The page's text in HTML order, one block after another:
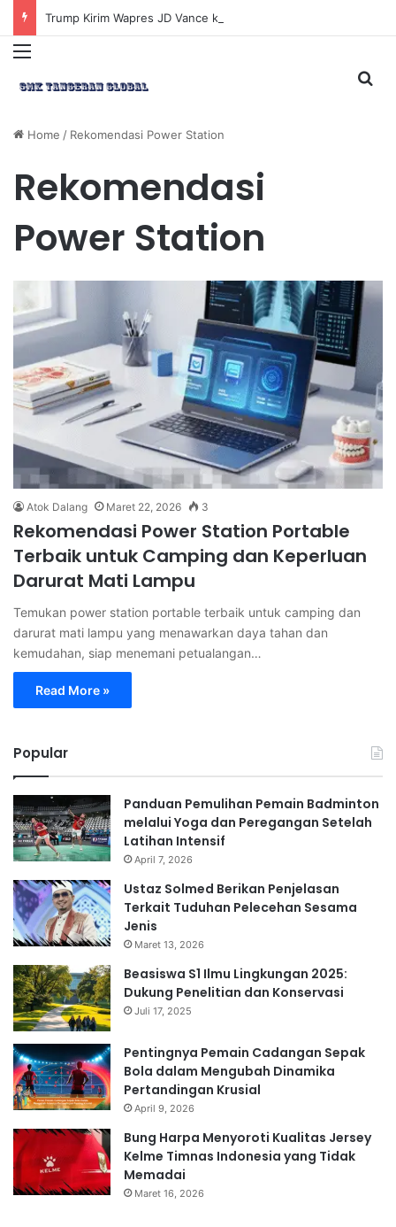
Menu
Home / Rekomendasi Power Station
Rekomendasi
Power Station
Atok Dalang Maret 22, 2026 3
Rekomendasi Power Station Portable
Terbaik untuk Camping dan Keperluan
Darurat Mati Lampu
Temukan power station portable terbaik untuk camping dan
darurat mati lampu yang menawarkan daya tahan dan
kemudahan, siap menemani petualangan…
Read More »
Popular
Panduan Pemulihan Pemain Badminton
melalui Yoga dan Peregangan Setelah
Latihan Intensif
April 7, 2026
Ustaz Solmed Berikan Penjelasan
Terkait Tuduhan Pelecehan Sesama
Jenis
Maret 13, 2026
Beasiswa S1 Ilmu Lingkungan 2025:
Dukung Penelitian dan Konservasi
Juli 17, 2025
Pentingnya Pemain Cadangan Sepak
Bola dalam Mengubah Dinamika
Pertandingan Krusial
April 9, 2026
Bung Harpa Menyoroti Kualitas Jersey
Kelme Timnas Indonesia yang Tidak
Memadai
Maret 16, 2026